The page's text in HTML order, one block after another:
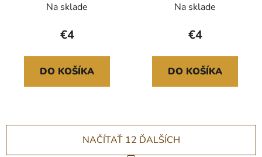
Na sklade
€4
DO KOŠÍKA
Na sklade
€4
DO KOŠÍKA
NAČÍTAŤ 12 ĎALŠÍCH